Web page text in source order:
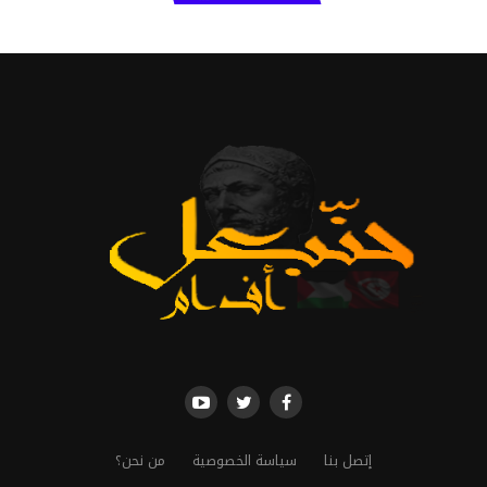
إتصل بنا سياسة الخصوصية من نحن؟